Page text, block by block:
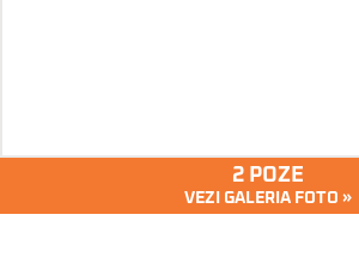
2 POZE
VEZI GALERIA FOTO »